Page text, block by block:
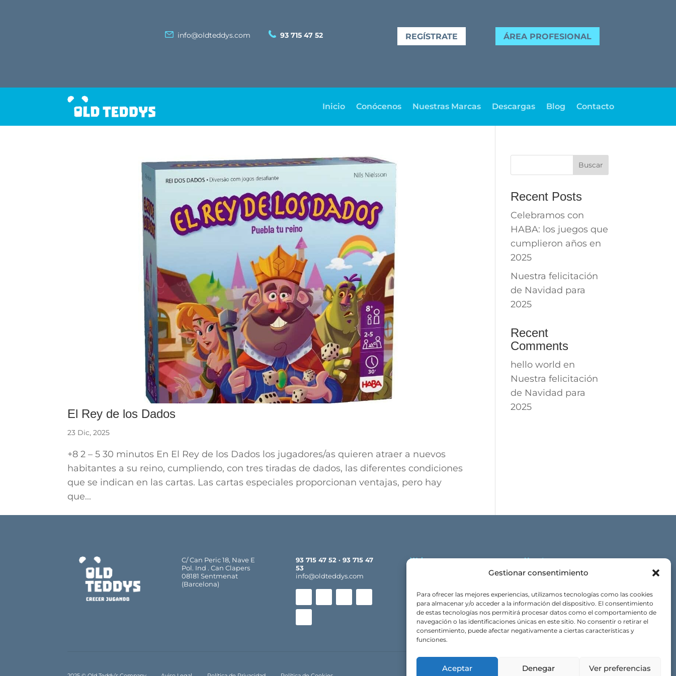
Gestionar consentimiento
Para ofrecer las mejores experiencias, utilizamos tecnologías como las cookies
para almacenar y/o acceder a la información del dispositivo. El consentimiento
de estas tecnologías nos permitirá procesar datos como el comportamiento de
navegación o las identificaciones únicas en este sitio. No consentir o retirar el
consentimiento, puede afectar negativamente a ciertas características y
funciones.
Aceptar Denegar Ver preferencias
info@oldteddys.com 93 715 47 52 REGÍSTRATE ÁREA PROFESIONAL
Inicio Conócenos Nuestras Marcas Descargas Blog Contacto
El Rey de los Dados
23 Dic, 2025
+8 2 – 5 30 minutos En El Rey de los Dados los jugadores/as quieren atraer a nuevos
habitantes a su reino, cumpliendo, con tres tiradas de dados, las diferentes condiciones
que se indican en las cartas. Las cartas especiales proporcionan ventajas, pero hay
que...
Buscar
Recent Posts
Celebramos con
HABA: los juegos que
cumplieron años en
2025
Nuestra felicitación
de Navidad para
2025
Recent
Comments
hello world en
Nuestra felicitación
de Navidad para
2025
C/ Can Peric 18, Nave E
Pol. Ind . Can Clapers
08181 Sentmenat
(Barcelona)
93 715 47 52 · 93 715 47
53
info@oldteddys.com
Web:
Descargas
Blog
Contacto
Nuestras marcas:
Haba
OldTeddys
Small Foot
Blinq2O
Spiegelburg
Tantrix
FlexiQ
StickFlip